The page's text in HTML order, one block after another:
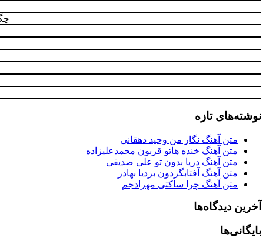
نوشته‌های تازه
متن آهنگ نگار من وحید دهقانی
متن آهنگ خنده هاتو قربون محمدعلیزاده
متن آهنگ دریا بدون تو علی صدیقی
متن آهنگ آفتابگردون بردیا بهادر
متن آهنگ چرا ساکتی مهرادجم
آخرین دیدگاه‌ها
بایگانی‌ها